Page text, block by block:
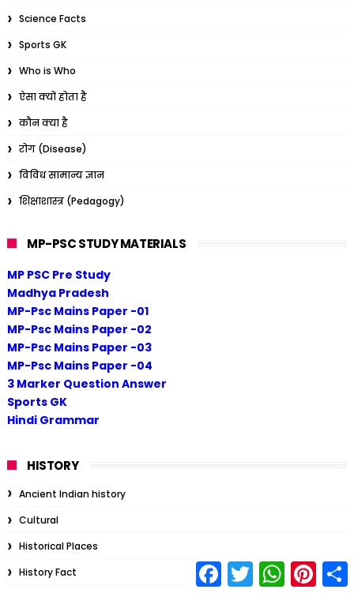
Science Facts
Sports GK
Who is Who
ऐसा क्यों होता है
कौन क्या है
रोग (Disease)
विविध सामान्य ज्ञान
शिक्षाशास्त्र (Pedagogy)
MP-PSC STUDY MATERIALS
MP PSC Pre Study
Madhya Pradesh
MP-Psc Mains Paper -01
MP-Psc Mains Paper -02
MP-Psc Mains Paper -03
MP-Psc Mains Paper -04
3 Marker Question Answer
Sports GK
Hindi Grammar
HISTORY
Ancient Indian history
Cultural
Historical Places
History Fact
a
T
w
W
h